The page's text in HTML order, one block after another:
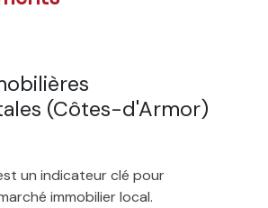
(Côtes-d'Armor)
un indicateur clé pour
immobilier local.